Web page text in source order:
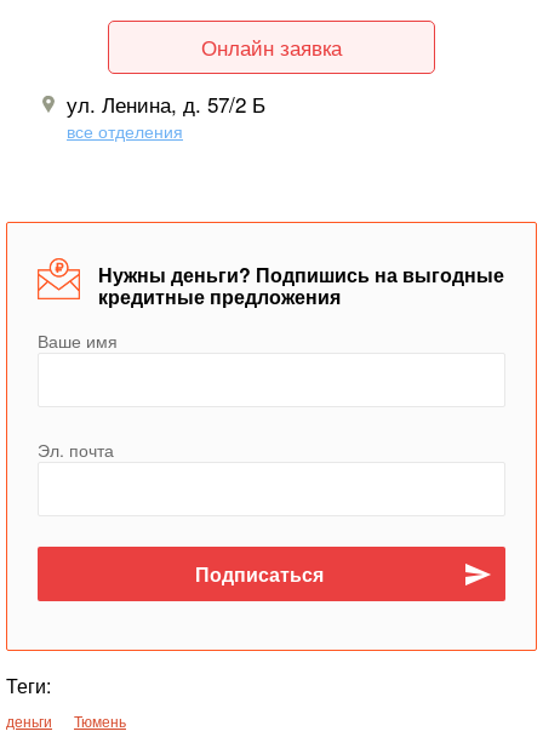
Онлайн заявка
ул. Ленина, д. 57/2 Б
все отделения
Нужны деньги? Подпишись на выгодные
кредитные предложения
Ваше имя
Эл. почта
Теги:
деньги Тюмень